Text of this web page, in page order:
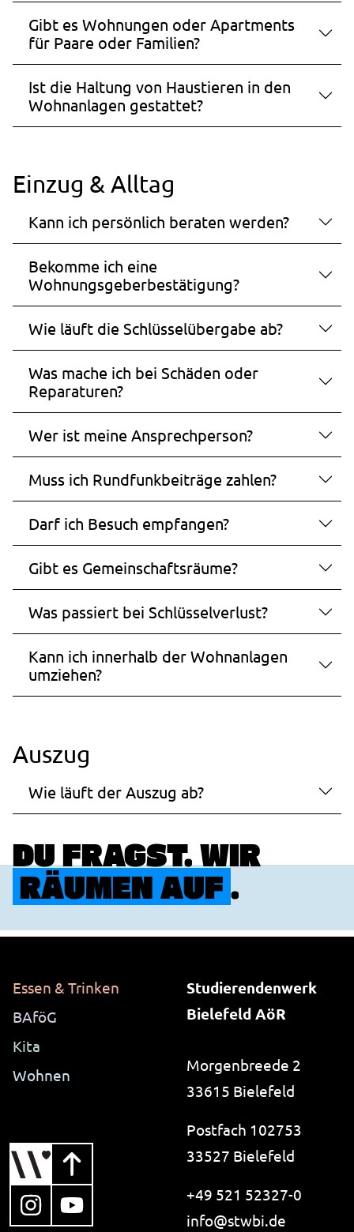
Gibt es Wohnungen oder Apartments
für Paare oder Familien?
Ist die Haltung von Haustieren in den
Wohnanlagen gestattet?
Einzug & Alltag
Kann ich persönlich beraten werden?
Bekomme ich eine
Wohnungsgeberbestätigung?
Wie läuft die Schlüsselübergabe ab?
Was mache ich bei Schäden oder
Reparaturen?
Wer ist meine Ansprechperson?
Muss ich Rundfunkbeiträge zahlen?
Darf ich Besuch empfangen?
Gibt es Gemeinschaftsräume?
Was passiert bei Schlüsselverlust?
Kann ich innerhalb der Wohnanlagen
umziehen?
Auszug
Wie läuft der Auszug ab?
DU FRAGST. WIR
RÄUMEN AUF.
Essen & Trinken
BAföG
Kita
Wohnen
Studierendenwerk
Bielefeld AöR
Morgenbreede 2
33615 Bielefeld
Postfach 102753
33527 Bielefeld
+49 521 52327-0
info@i-like-no-spam.
stwbi.de
, öffnet in neuem Tab
, öffnet in neuem Tab